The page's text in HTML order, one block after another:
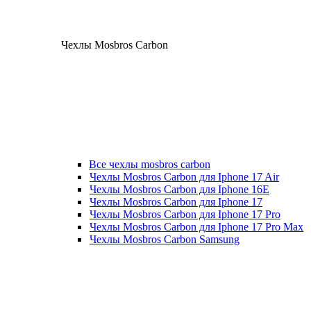
Чехлы Mosbros Carbon
Все чехлы mosbros carbon
Чехлы Mosbros Carbon для Iphone 17 Air
Чехлы Mosbros Carbon для Iphone 16E
Чехлы Mosbros Carbon для Iphone 17
Чехлы Mosbros Carbon для Iphone 17 Pro
Чехлы Mosbros Carbon для Iphone 17 Pro Max
Чехлы Mosbros Carbon Samsung